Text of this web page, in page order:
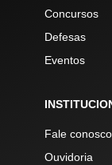
Concursos
Defesas
Eventos
Fale conosco
Ouvidoria